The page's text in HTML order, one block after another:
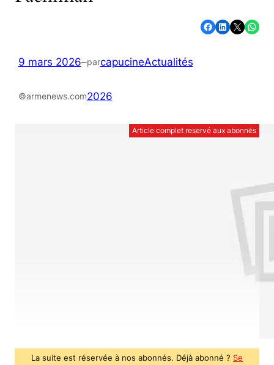
Partager sur Facebook Partager sur LinkedIn Partager sur X Partager sur WhatsApp
9 mars 2026–parcapucineActualités
©armenews.com2026
Article complet reservé aux abonnés
La suite est réservée à nos abonnés. Déjà abonné ? Se